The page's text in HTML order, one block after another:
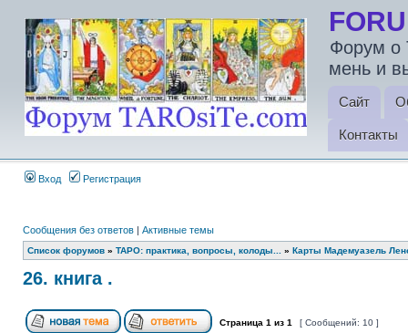
Форум о
мень и
Сайт
Контакты
Вход Регистрация
Сообщения без ответов | Активные темы
Список форумов » ТАРО: практика, вопросы, колоды... » Карты Мадемуазель
26. книга .
Страница 1 из 1 [ Сообщений: 10 ]